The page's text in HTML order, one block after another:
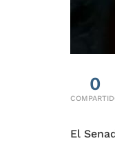
0
El